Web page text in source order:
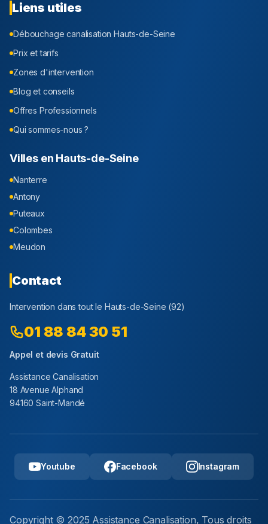
Liens utiles
Débouchage canalisationHauts-de-Seine
Prix et tarifs
Zones d'intervention
Blog et conseils
Offres Professionnels
Qui sommes-nous ?
Villes en Hauts-de-Seine
Nanterre
Antony
Puteaux
Colombes
Meudon
Contact
Intervention dans tout le Hauts-de-Seine (92)
01 88 84 30 51
Appel et devis Gratuit
Assistance Canalisation
18 Avenue Alphand
94160 Saint-Mandé
Youtube Facebook Instagram
Copyright © 2025 Assistance Canalisation, Tous droits